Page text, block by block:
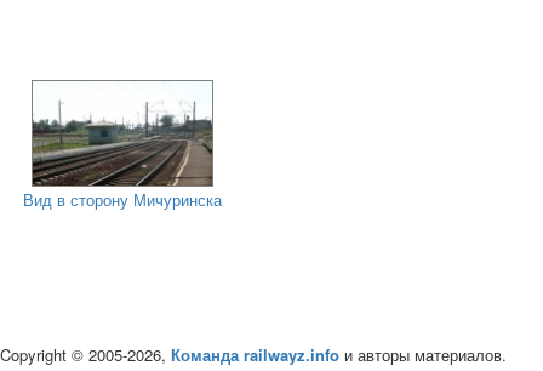
Вид в сторону Мичуринска
Copyright © 2005-2026, Команда railwayz.info и авторы материалов.